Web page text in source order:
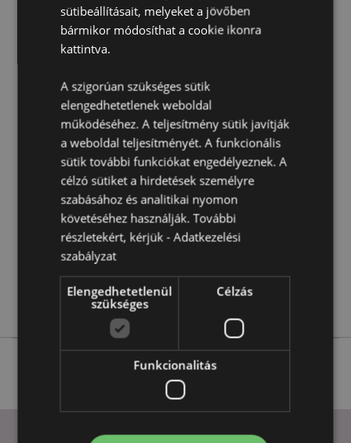
Termékleírás
Anyaga:88% Poliészter, 12% Poliamid
Termékjellemzők
Információ
Magasság 180cm Szélesség 85cm Vastagság 0.1cm
5055071508806
36
0.354000
Igen
Nem
Nem
sütibeállításait, melyeket a jövőben
bármikor módosíthat a cookie ikonra
kattintva.
A szigorúan szükséges sütik
elengedhetetlenek weboldal
működéséhez. A teljesítmény sütik javítják
a weboldal teljesítményét. A funkcionális
sütik további funkciókat engedélyeznek. A
célzó sütiket a hirdetések személyre
szabásához és analitikai nyomon
követéséhez használják. További
részletekért, kérjük -Adatkezelési
szabályzat
Elengedhetetlenül
szükséges
Célzás
Funkcionalitás